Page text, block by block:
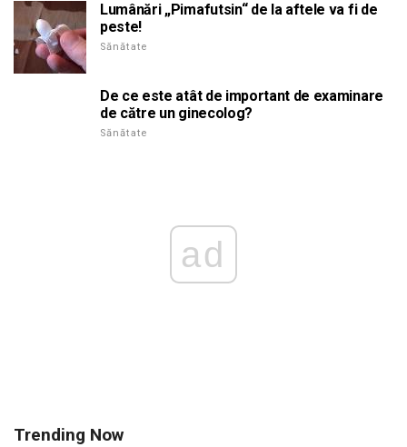
Lumânări „Pimafutsin“ de la aftele va fi de
peste!
Sănătate
De ce este atât de important de examinare
de către un ginecolog?
Sănătate
ad
Trending Now